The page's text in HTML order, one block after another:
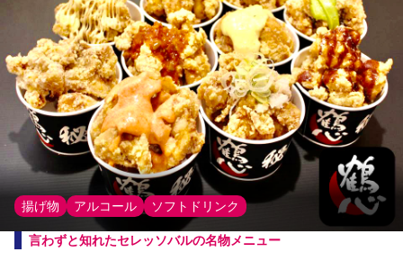
揚げ物 アルコール
ソフトドリンク
言わずと知れたセレッソバルの名物メニュー